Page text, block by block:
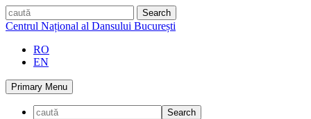
Skip
to
caută
Centrul Național al Dansului București
RO
EN
Primary Menu